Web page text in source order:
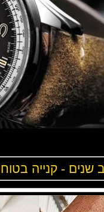
- קנייה בטוחה -